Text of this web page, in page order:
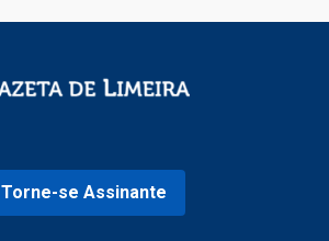
Torne-se Assinante